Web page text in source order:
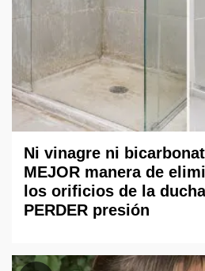
Ni vinagre ni
MEJOR manera de
los orificios de la
PERDER presión